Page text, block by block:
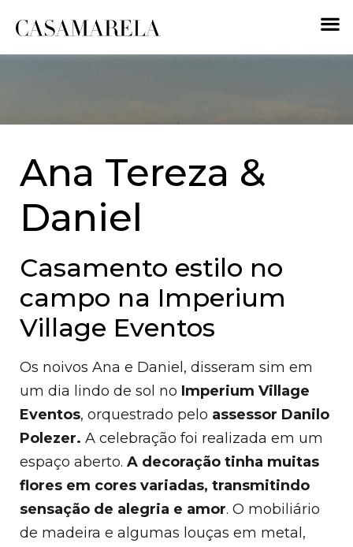
Ana Tereza &
Daniel
Casamento estilo no
campo na Imperium
Village Eventos
Os noivos Ana e Daniel, disseram sim em
um dia lindo de sol no Imperium Village
Eventos, orquestrado pelo assessor Danilo
Polezer. A celebração foi realizada em um
espaço aberto. A decoração tinha muitas
flores em cores variadas, transmitindo
sensação de alegria e amor. O mobiliário
de madeira e algumas louças em metal,